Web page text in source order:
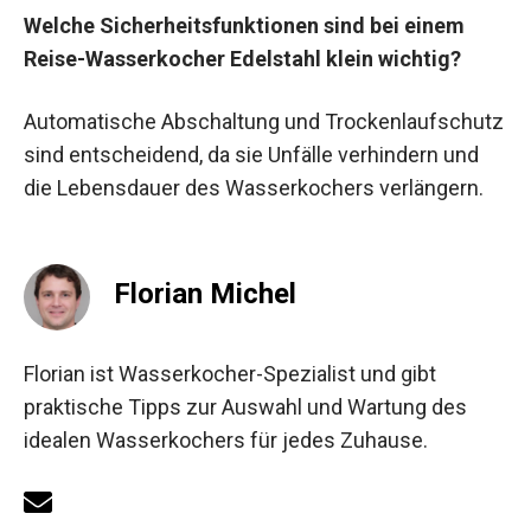
Welche Sicherheitsfunktionen sind bei einem
Reise-Wasserkocher Edelstahl klein wichtig?
Automatische Abschaltung und Trockenlaufschutz
sind entscheidend, da sie Unfälle verhindern und
die Lebensdauer des Wasserkochers verlängern.
Florian Michel
Florian ist Wasserkocher-Spezialist und gibt
praktische Tipps zur Auswahl und Wartung des
idealen Wasserkochers für jedes Zuhause.